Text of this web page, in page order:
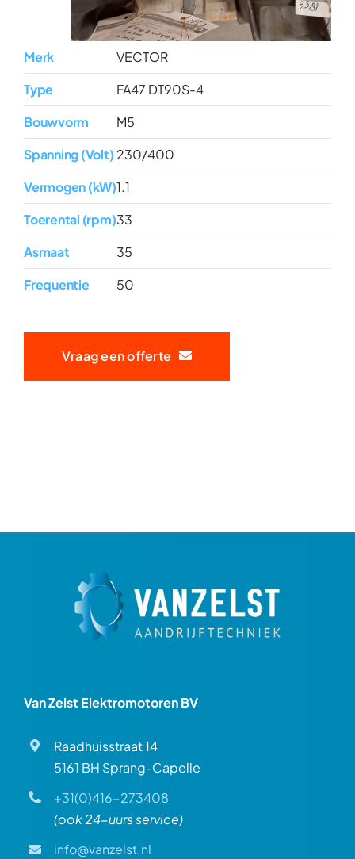
Merk
VECTOR
Type
FA47 DT90S-4
Bouwvorm
M5
Spanning (Volt) 230/400
Vermogen (kW)1.1
Toerental (rpm)33
Asmaat
35
Frequentie
50
Vraag een offerte
Van Zelst Elektromotoren BV
Raadhuisstraat 14
5161 BH Sprang-Capelle
+31(0)416-273408
(ook 24-uurs service)
info@vanzelst.nl